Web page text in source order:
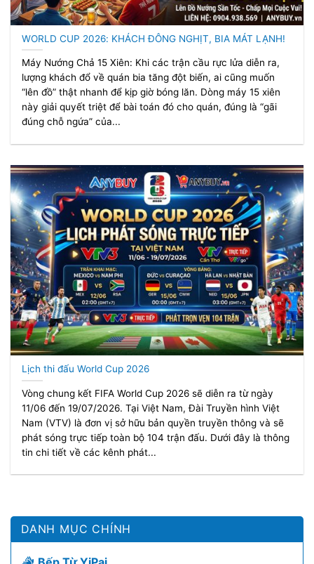
WORLD CUP 2026: KHÁCH ĐÔNG NGHỊT, BIA MÁT LẠNH!
Máy Nướng Chả 15 Xiên: Khi các trận cầu rực lửa diễn ra,
lượng khách đổ về quán bia tăng đột biến, ai cũng muốn
“lên đồ” thật nhanh để kịp giờ bóng lăn. Dòng máy 15 xiên
này giải quyết triệt để bài toán đó cho quán, đúng là “gãi
đúng chỗ ngứa” của...
Lịch thi đấu World Cup 2026
Vòng chung kết FIFA World Cup 2026 sẽ diễn ra từ ngày
11/06 đến 19/07/2026. Tại Việt Nam, Đài Truyền hình Việt
Nam (VTV) là đơn vị sở hữu bản quyền truyền thông và sẽ
phát sóng trực tiếp toàn bộ 104 trận đấu. Dưới đây là thông
tin chi tiết về các kênh phát...
DANH MỤC CHÍNH